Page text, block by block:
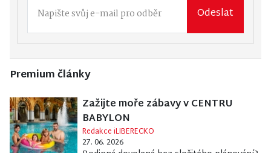
Odeslat
Premium články
Zažijte moře zábavy v CENTRU
BABYLON
Redakce iLIBERECKO
27. 06. 2026